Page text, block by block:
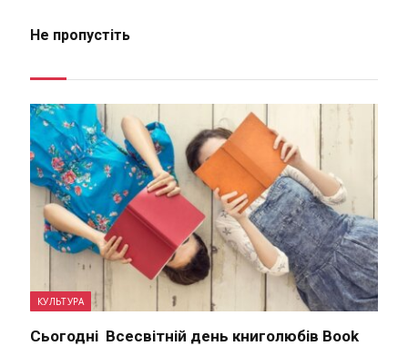
Не пропустіть
КУЛЬТУРА
Сьогодні Всесвітній день книголюбів Book